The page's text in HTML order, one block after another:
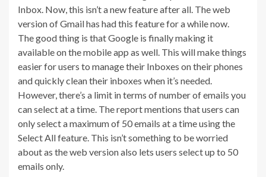
Inbox. Now, this isn’t a new feature after all. The web
version of Gmail has had this feature for a while now.
The good thing is that Google is finally making it
available on the mobile app as well. This will make things
easier for users to manage their Inboxes on their phones
and quickly clean their inboxes when it’s needed.
However, there’s a limit in terms of number of emails you
can select at a time. The report mentions that users can
only select a maximum of 50 emails at a time using the
Select All feature. This isn’t something to be worried
about as the web version also lets users select up to 50
emails only.